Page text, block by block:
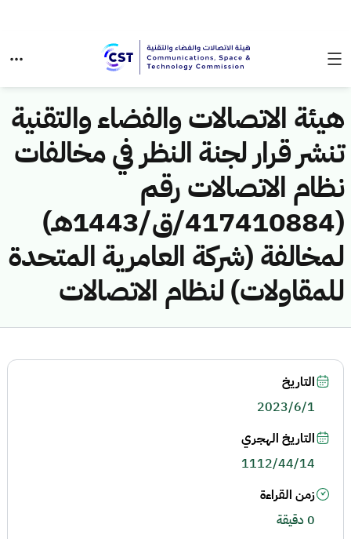
هيئة الاتصالات والفضاء والتقنية
تنشر قرار لجنة النظر في مخالفات
نظام الاتصالات رقم
(417410884/ق/1443هـ)
لمخالفة (شركة العامرية المتحدة
للمقاولات) لنظام الاتصالات
التاريخ
2023/6/1
التاريخ الهجري
1112/44/14
زمن القراءة
0 دقيقة